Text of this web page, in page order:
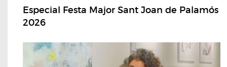
Especial Festa Major Sant Joan de Palamós
2026